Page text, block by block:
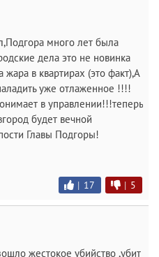
много лет была
дела это не новинка
в квартирах (это факт),А
уже отлаженное !!!!
в управлении!!!теперь
будет вечной
Главы Подгоры!
| 17 | 5
жестокое убийство ,убит